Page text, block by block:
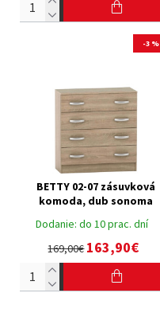
-3 %
Dodanie: do 10 prac. dní
BETTY 02-07 zásuvková
komoda, dub sonoma
169,00€163,90€